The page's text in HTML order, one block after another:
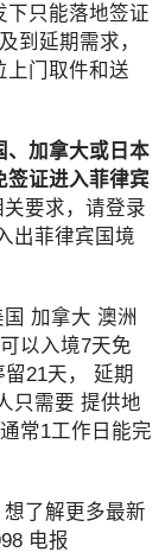
下只能落地签证
到延期需求，
上门取件和送
、加拿大或日本
签证进入菲律宾
要求，请登录
出菲律宾国境
加拿大 澳洲
以入境7天免
21天， 延期
只需要 提供地
常1工作日能完
了解更多最新
电报